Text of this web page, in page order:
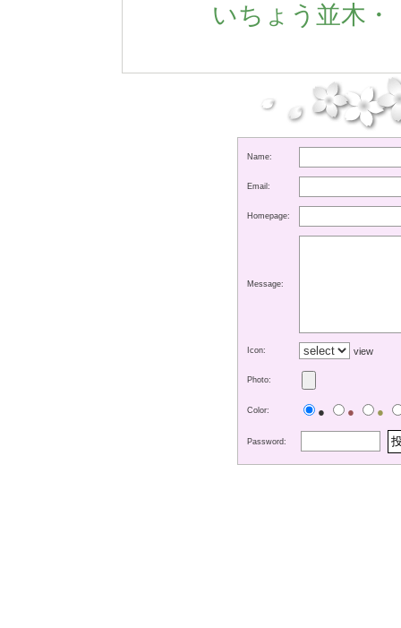
いちょう並木・
Name:
Email:
Homepage:
Message:
Icon: view
Photo:
Color: ● ● ●
Password: